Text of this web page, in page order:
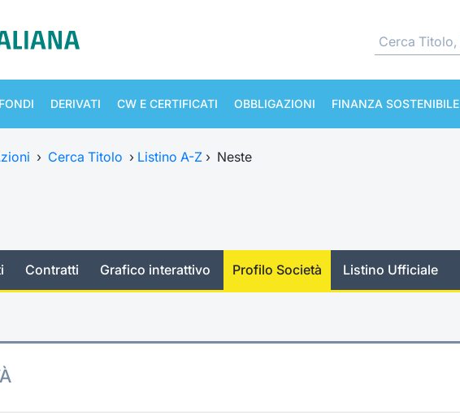
FONDI DERIVATI CW E CERTIFICATI OBBLIGAZIONI FINANZA SOSTENIBILE
› Cerca Titolo › Listino A-Z › Neste
Contratti Grafico interattivo Profilo Società Listino Ufficiale